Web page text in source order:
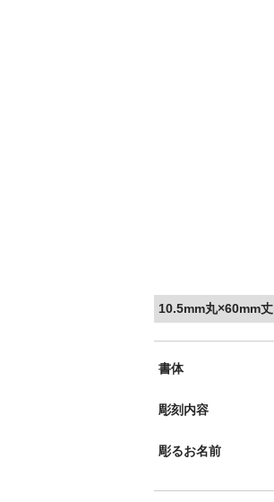
10.5mm丸×60mm丈
書体
彫刻内容
彫るお名前